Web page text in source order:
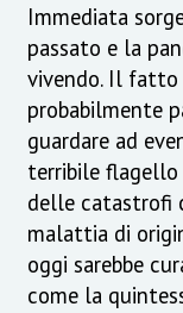
Immediata
passato e la
vivendo. Il fatto
probabilmente
guardare ad
terribile flagello
delle catastrofi
malattia di
oggi sarebbe
come la